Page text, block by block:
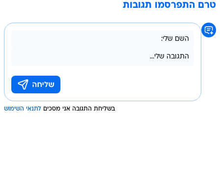
טרם התפרסמו תגובות
בשליחת התגובה אני מסכים לתנאי השימוש